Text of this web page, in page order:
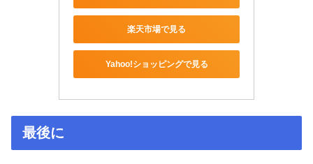
楽天市場で見る
Yahoo!ショッピングで見る
最後に